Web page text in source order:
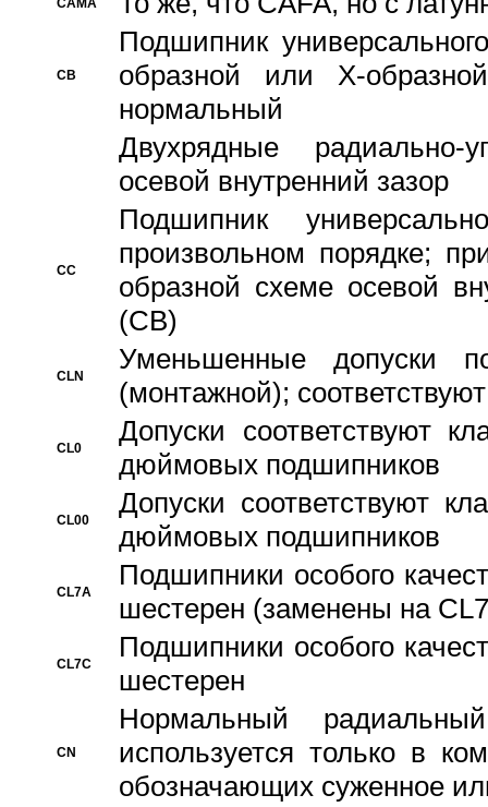
CAMA
CB
Подшипник
образной или Х-
нормальный
Двухрядные радиально-
осевой внутренний зазор
CC
Подшипник
произвольном порядке;
образной схеме осевой
(CB)
CLN
Уменьшенные
(монтажной);
CL0
Допуски соответствуют
дюймовых подшипников
CL00
Допуски соответствуют
дюймовых подшипников
CL7A
Подшипники особого
шестерен (заменены на
CL7C
Подшипники особого
шестерен
CN
Hормальный
используется только в
обозначающих суженное